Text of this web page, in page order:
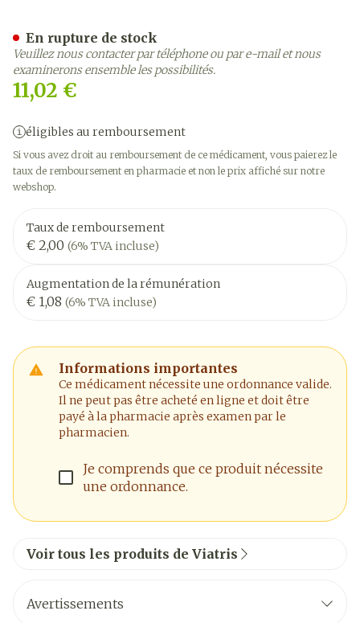
11,02 €
éligibles au remboursement
Si vous avez droit au remboursement de ce médicament, vous paierez le
taux de remboursement en pharmacie et non le prix affiché sur notre
webshop.
Taux de remboursement
€ 2,00 (6% TVA incluse)
Augmentation de la rémunération
€ 1,08 (6% TVA incluse)
Informations importantes
Ce médicament nécessite une ordonnance valide.
Il ne peut pas être acheté en ligne et doit être
payé à la pharmacie après examen par le
pharmacien.
Je comprends que ce produit nécessite
une ordonnance.
En rupture de stock
Veuillez nous contacter par téléphone ou par e-mail et nous
examinerons ensemble les possibilités.
Voir tous les produits de Viatris
Avertissements